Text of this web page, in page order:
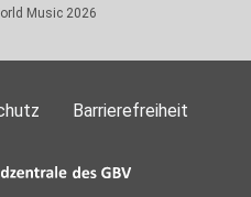
Music 2026
Barrierefreiheit